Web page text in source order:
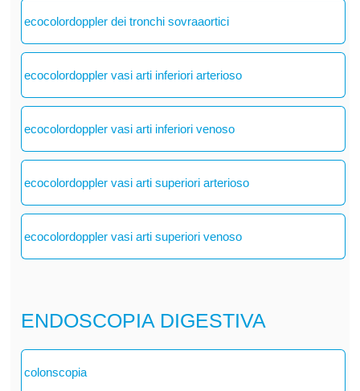
ecocolordoppler dei tronchi sovraaortici
ecocolordoppler vasi arti inferiori arterioso
ecocolordoppler vasi arti inferiori venoso
ecocolordoppler vasi arti superiori arterioso
ecocolordoppler vasi arti superiori venoso
ENDOSCOPIA DIGESTIVA
colonscopia